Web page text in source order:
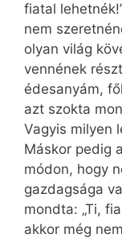
fiatal
nem
olyan világ
vennének
édesanyám,
azt szokta
Vagyis milyen
Máskor pedig
módon, hogy
gazdagsága
mondta: „Ti,
akkor még